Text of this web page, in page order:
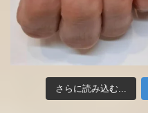
さらに読み込む...